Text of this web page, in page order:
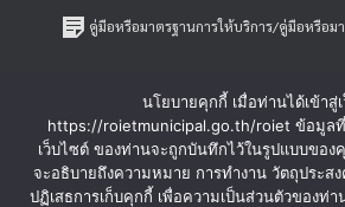
คู่มือหรือมาตรฐานการให้บริการ/คู่มือหรือม
หลักเกณฑ์การบริหารและพัฒนาท
ร้องเรียนการทุจริตและประพฤติมิชอบ
นโยบายคุกกี้ เมื่อท่านได้เข้าสู่
https://roietmunicipal.go.th/roiet ข้อมูลที่
เว็บไซต์ ของท่านจะถูกบันทึกไว้ในรูปแบบขอ
จะอธิบายถึงความหมาย การทำงาน วัตถุประส
ปฏิเสธการเก็บคุกกี้ เพื่อความเป็นส่วนตัวของท่า